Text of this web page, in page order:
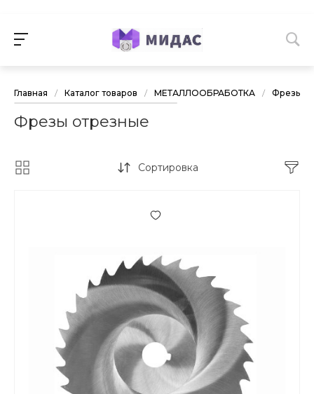
Главная / Каталог товаров / МЕТАЛЛООБРАБОТКА / Фрезы и
Фрезы отрезные
Сортировка